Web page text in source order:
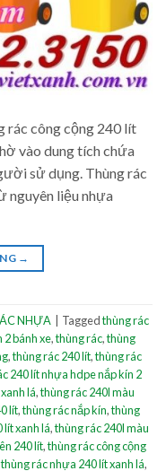
rác công cộng 240 lít
vào dung tích chứa
sử dụng. Thùng rác
nguyên liệu nhựa
→
NHỰA Taggedthùng rác
2 bánh xe,thùng rác,thùng
,thùng rác 240 lít,thùng rác
240 lít nhựa hdpe nắp kín 2
lá,thùng rác 240l màu
lít,thùng rác nắp kín,thùng
lít xanh lá,thùng rác 240l màu
240 lít,thùng rác công cộng
thùng rác nhựa 240 lít xanh lá,